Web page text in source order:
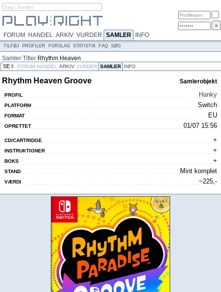
FORUM HANDEL ARKIV VURDER SAMLER INFO
TILFØJ PROFILER FORSLAG STATISTIK FAQ SØG
Samler Titler Rhythm Heaven
Groove
SE I: FORUM HANDEL ARKIV VURDER SAMLER INFO
Rhythm Heaven Groove Samlerobjekt
PROFIL Hanky
PLATFORM Switch
FORMAT EU
OPRETTET 01/07 15:56
CD/CARTRIDGE +
INSTRUKTIONER +
BOKS +
STAND Mint komplet
VÆRDI ~225,-